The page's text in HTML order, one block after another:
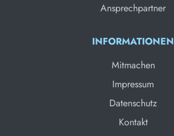
Ansprechpartner
INFORMATIONEN
Mitmachen
Impressum
Datenschutz
Kontakt